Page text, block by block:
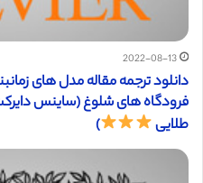
2022-08-13
دانلود ترجمه مقاله مدل های
طلایی
)